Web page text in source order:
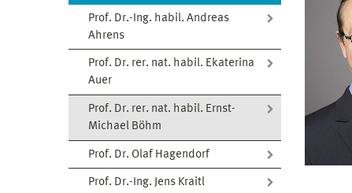
Prof. Dr.-Ing. habil. Andreas
Ahrens
Prof. Dr. rer. nat. habil. Ekaterina
Auer
Prof. Dr. rer. nat. habil. Ernst-
Michael Böhm
Prof. Dr. Olaf Hagendorf
Prof. Dr.-Ing. Jens Kraitl